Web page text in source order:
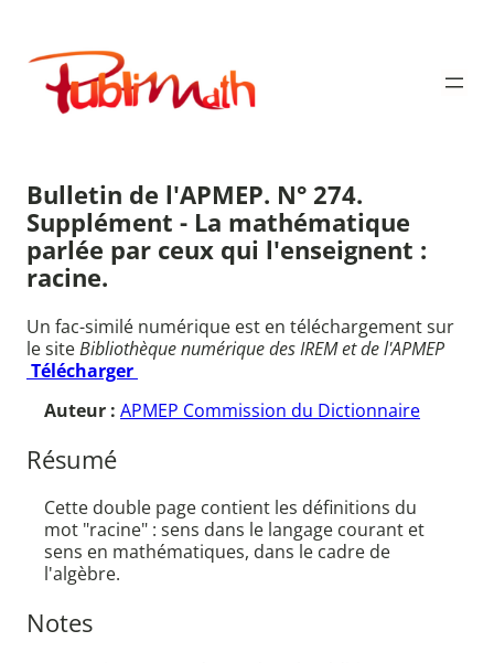
contenu
Publimath
Bulletin de l'APMEP. N° 274.
Supplément - La mathématique
parlée par ceux qui l'enseignent :
racine.
Un fac-similé numérique est en téléchargement sur
le siteBibliothèque numérique des IREM et de l'APMEP
Télécharger
Auteur : APMEP Commission du Dictionnaire
Résumé
Cette double page contient les définitions du
mot "racine" : sens dans le langage courant et
sens en mathématiques, dans le cadre de
l'algèbre.
Notes